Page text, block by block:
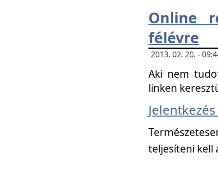
Online
félévre
2013. 02. 20. -
Aki nem
linken
Jelentkezés
teljesíteni kell